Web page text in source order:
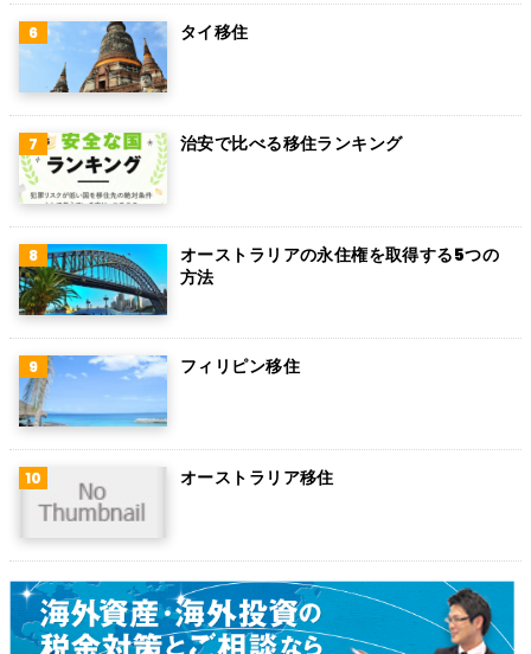
ミャンマー
アイルランド
トルコ
フィンランド
チェコ
チリ
デンマーク
ハンガリー
ポーランド
南アフリカ
サウジアラビア
コロンビア
ノルウェー
ネパール
タイ移住
治安で比べる移住ランキング
オーストラリアの永住権を取得する5つの
方法
フィリピン移住
オーストラリア移住